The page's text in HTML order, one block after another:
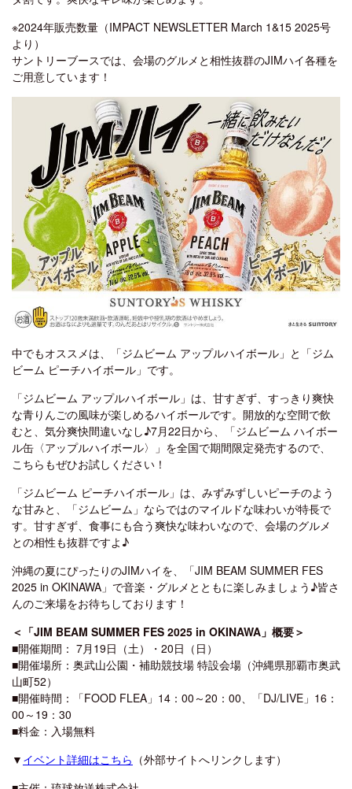
※2024年販売数量（IMPACT NEWSLETTER March 1&15 2025号
より）
サントリーブースでは、会場のグルメと相性抜群のJIMハイ各種を
ご用意しています！
中でもオススメは、「ジムビーム アップルハイボール」と「ジム
ビーム ピーチハイボール」です。
「ジムビーム アップルハイボール」は、甘すぎず、すっきり爽快
な青りんごの風味が楽しめるハイボールです。開放的な空間で飲
むと、気分爽快間違いなし♪7月22日から、「ジムビーム ハイボー
ル缶〈アップルハイボール〉」を全国で期間限定発売するので、
こちらもぜひお試しください！
「ジムビーム ピーチハイボール」は、みずみずしいピーチのよう
な甘みと、「ジムビーム」ならではのマイルドな味わいが特長で
す。甘すぎず、食事にも合う爽快な味わいなので、会場のグルメ
との相性も抜群ですよ♪
沖縄の夏にぴったりのJIMハイを、「JIM BEAM SUMMER FES
2025 in OKINAWA」で音楽・グルメとともに楽しみましょう♪皆さ
んのご来場をお待ちしております！
＜「JIM BEAM SUMMER FES 2025 in OKINAWA」概要＞
■開催期間： 7月19日（土）・20日（日）
■開催場所：奥武山公園・補助競技場 特設会場（沖縄県那覇市奥武
山町52）
■開催時間：「FOOD FLEA」14：00～20：00、「DJ/LIVE」16：
00～19：30
■料金：入場無料
▼ イベント詳細はこちら （外部サイトへリンクします）